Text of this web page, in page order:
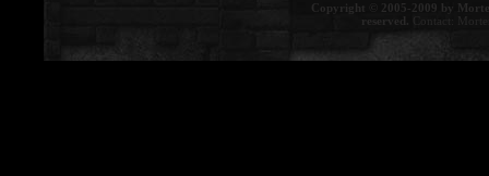
Copyright © 2005-2009 by
reserved. Contact: